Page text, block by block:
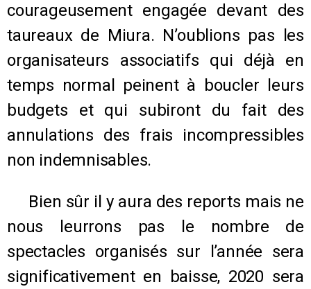
courageusement engagée devant des
taureaux de Miura. N’oublions pas les
organisateurs associatifs qui déjà en
temps normal peinent à boucler leurs
budgets et qui subiront du fait des
annulations des frais incompressibles
non indemnisables.
Bien sûr il y aura des reports mais ne
nous leurrons pas le nombre de
spectacles organisés sur l’année sera
significativement en baisse, 2020 sera